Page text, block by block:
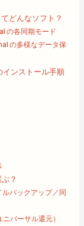
どんなソフト？
の各同期モード
の多様なデータ保
ンストール手順
？
ルバックアップ／同
バーサル還元）